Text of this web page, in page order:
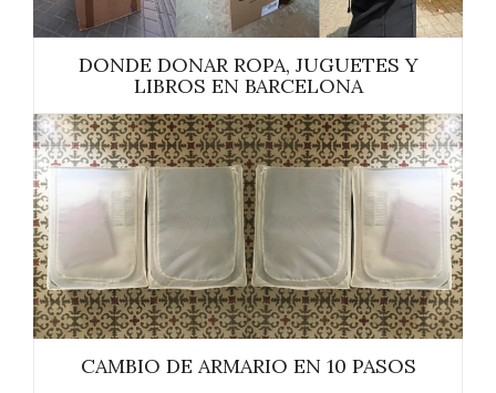
DONDE DONAR ROPA, JUGUETES Y
LIBROS EN BARCELONA
CAMBIO DE ARMARIO EN 10 PASOS